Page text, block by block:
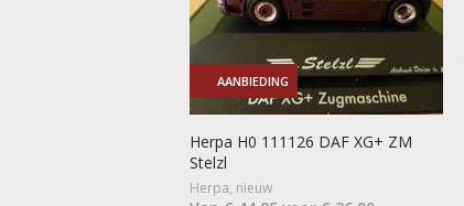
AANBIEDING
Herpa H0 111126 DAF XG+ ZM
Stelzl
Herpa, nieuw